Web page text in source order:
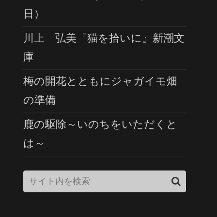
日）
川上 弘美『猫を拾いに』新潮文
庫
梅の開花とともにジャガイモ畑
の準備
鹿の駆除～いのちをいただくと
は～